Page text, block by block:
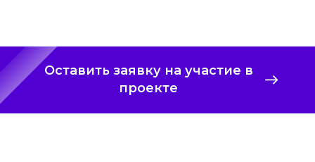
Оставить заявку на участие в
проекте